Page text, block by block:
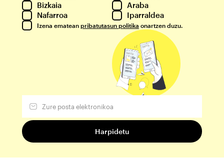
Bizkaia
Araba
Nafarroa
Iparraldea
Izena ematean pribatutasun politika onartzen duzu.